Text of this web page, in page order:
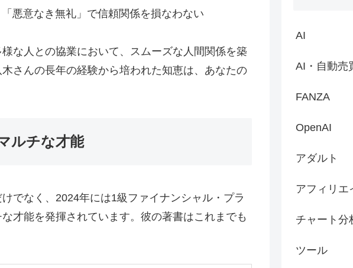
悪意なき無礼」で信頼関係を損なわない
な人との協業において、スムーズな人間関係を築
さんの長年の経験から培われた知恵は、あなたの
ルチな才能
でなく、2024年には1級ファイナンシャル・プラ
才能を発揮されています。彼の著書はこれまでも
AI
AI・自動売
FANZA
OpenAI
アダルト
アフィリエ
チャート分
ツール